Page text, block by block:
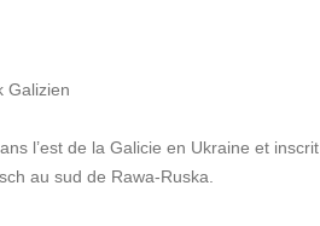
Galizien
l’est de la Galicie en Ukraine et inscrit
au sud de Rawa-Ruska.